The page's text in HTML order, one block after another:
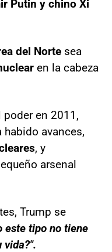
Putin y chino Xi
del Norte sea
en la cabeza
en 2011,
habido avances,
, y
arsenal
Trump se
este tipo no tiene
vida?".